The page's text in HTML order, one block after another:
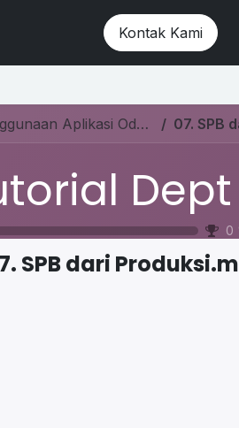
Kontak Kami
Tutorial Dept Precast- Cara Penggunaan Aplikasi Odoo ERP 07. SPB
0
SPB dari